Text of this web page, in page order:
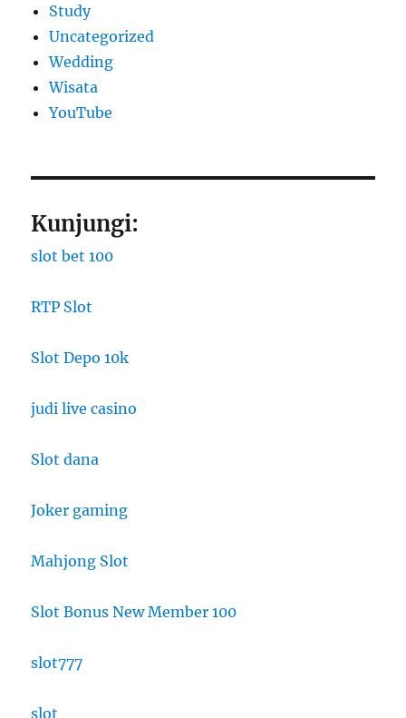
Study
Uncategorized
Wedding
Wisata
YouTube
Kunjungi:
slot bet 100
RTP Slot
Slot Depo 10k
judi live casino
Slot dana
Joker gaming
Mahjong Slot
Slot Bonus New Member 100
slot777
slot